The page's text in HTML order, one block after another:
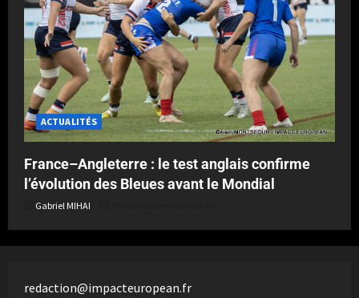
ACTUALITÉS
France–Angleterre : le test anglais confirme
l’évolution des Bleues avant le Mondial
Gabriel MIHAI
redaction@impacteuropean.fr